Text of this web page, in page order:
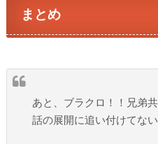
まとめ
あと、ブラクロ！！兄弟
話の展開に追い付けてな